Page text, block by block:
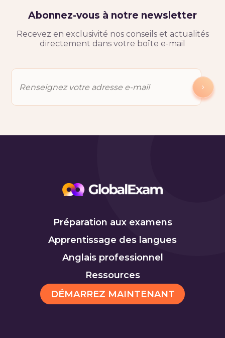
Abonnez-vous à notre newsletter
Recevez en exclusivité nos conseils et actualités
directement dans votre boîte e-mail
Préparation aux examens
Apprentissage des langues
Anglais professionnel
Ressources
DÉMARREZ MAINTENANT